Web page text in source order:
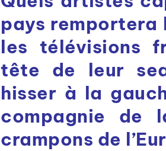
pays
les télévisions
tête de leur
hisser à la
compagnie de
crampons de